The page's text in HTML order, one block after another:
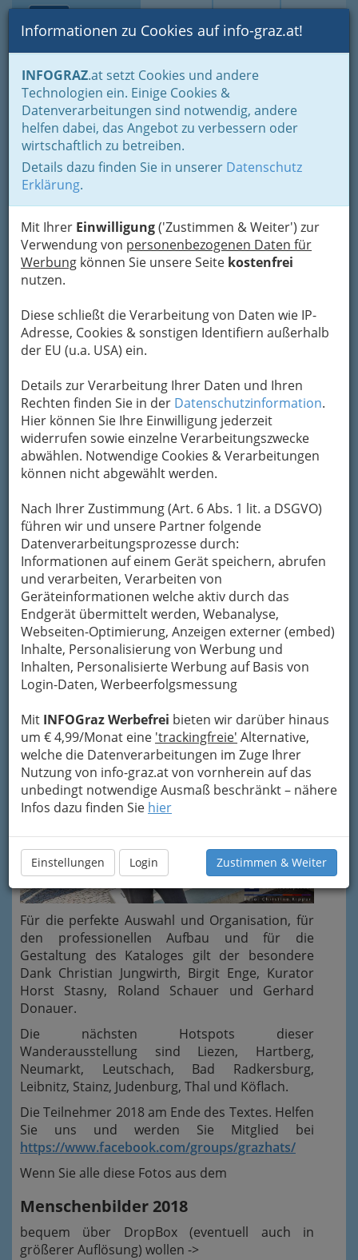
Suche Login Toggle
Informationen zu Cookies auf info-graz.at!
INFOGRAZ.at setzt Cookies und andere
Technologien ein. Einige Cookies &
Datenverarbeitungen sind notwendig, andere
helfen dabei, das Angebot zu verbessern oder
wirtschaftlich zu betreiben.
Details dazu finden Sie in unserer Datenschutz
Erklärung.
Mit Ihrer Einwilligung('Zustimmen & Weiter') zur
Verwendung von personenbezogenen Daten für
Werbung können Sie unsere Seite kostenfrei
nutzen.
Diese schließt die Verarbeitung von Daten wie IP-
Adresse, Cookies & sonstigen Identifiern außerhalb
der EU (u.a. USA) ein.
Details zur Verarbeitung Ihrer Daten und Ihren
Rechten finden Sie in der Datenschutzinformation.
Hier können Sie Ihre Einwilligung jederzeit
widerrufen sowie einzelne Verarbeitungszwecke
abwählen. Notwendige Cookies & Verarbeitungen
können nicht abgewählt werden.
Nach Ihrer Zustimmung (Art. 6 Abs. 1 lit. a DSGVO)
führen wir und unsere Partner folgende
Datenverarbeitungsprozesse durch:
Informationen auf einem Gerät speichern, abrufen
und verarbeiten, Verarbeiten von
Geräteinformationen welche aktiv durch das
Endgerät übermittelt werden, Webanalyse,
Webseiten-Optimierung, Anzeigen externer (embed)
Inhalte, Personalisierung von Werbung und
Inhalten, Personalisierte Werbung auf Basis von
Login-Daten, Werbeerfolgsmessung
Mit INFOGraz Werbefrei bieten wir darüber hinaus
um € 4,99/Monat eine 'trackingfreie' Alternative,
welche die Datenverarbeitungen im Zuge Ihrer
Nutzung von info-graz.at von vornherein auf das
unbedingt notwendige Ausmaß beschränkt – nähere
Infos dazu finden Sie hier
Einstellungen Login Zustimmen & Weiter
Home Fotos
Nach Locations gruppiert
Mariahilferplatz - wesentlicher Teil der Lendviertelkultur
Menschenbilder 2018 -
Ausstellung am
Mariahilferplatz Graz
Menschenbilder 2018 - Ausstellung am Mariahilferplatz Graz -
001
Vergrößern
Previous Next
Menschenbilder 2018 Graz
Ausstellung am Mariahilferplatz
Bilder sagen mehr als Worte. Bereits zum 7. Mal
besucht dieMenschenbilder-Ausstellung
Städte und Orte in der Steiermark. Vom 7. bis
23. April 2018 (die erste Ausstellung war in
Gleisdorf) zeigt die Ausstellung am
Mariahilferplatz in Grazgrandiose Werke der
steirischen Fotografen und Fotografinnen
Für die perfekte Auswahl und Organisation, für
den professionellen Aufbau und für die
Gestaltung des Kataloges gilt der besondere
Dank Christian Jungwirth, Birgit Enge, Kurator
Horst Stasny, Roland Schauer und Gerhard
Donauer.
Die nächsten Hotspots dieser
Wanderausstellung sind Liezen, Hartberg,
Neumarkt, Leutschach, Bad Radkersburg,
Leibnitz, Stainz, Judenburg, Thal und Köflach.
Die Teilnehmer 2018 am Ende des Textes. Helfen
Sie uns und werden Sie Mitglied bei
https://www.facebook.com/groups/grazhats/
Wenn Sie alle diese Fotos aus dem
Menschenbilder 2018
bequem über DropBox (eventuell auch in
größerer Auflösung) wollen ->